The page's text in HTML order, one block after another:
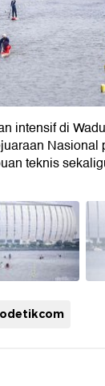
intensif di
Nasional
teknis